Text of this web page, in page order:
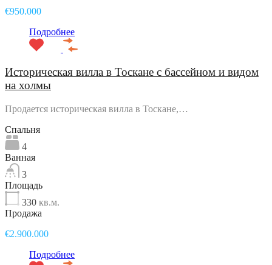
€950.000
Подробнее
Историческая вилла в Тоскане с бассейном и видом
на холмы
Продается историческая вилла в Тоскане,…
Спальня
4
Ванная
3
Площадь
330 кв.м.
Продажа
€2.900.000
Подробнее